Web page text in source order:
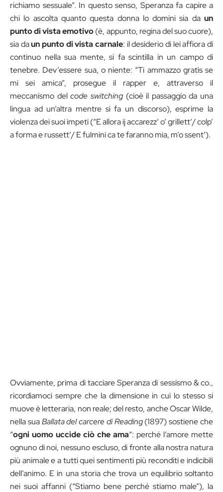
richiamo sessuale”. In questo senso, Speranza fa capire a
chi lo ascolta quanto questa donna lo domini sia da un
punto di vista emotivo(è, appunto, regina del suo cuore),
sia daun punto di vista carnale: il desiderio di lei affiora di
continuo nella sua mente, si fa scintilla in un campo di
tenebre. Dev’essere sua, o niente: “Ti ammazzo gratis se
mi sei amica”, prosegue il rapper e, attraverso il
meccanismo delcode switching (cioè il passaggio da una
lingua ad un’altra mentre si fa un discorso), esprime la
violenza dei suoi impeti (“E allora ij accarezz’ o’ grillett’/ colp’
a forma e russett’/ E fulmini ca te faranno mia, m’o ssent’).
Ovviamente, prima di tacciare Speranza di sessismo & co.,
ricordiamoci sempre che la dimensione in cui lo stesso si
muove è letteraria, non reale; del resto, anche Oscar Wilde,
nella suaBallata del carcere di Reading(1897) sostiene che
“ogni uomo uccide ciò che ama“: perché l’amore mette
ognuno di noi, nessuno escluso, di fronte alla nostra natura
più animale e a tutti quei sentimenti più reconditi e indicibili
dell’animo. E in una storia che trova un equilibrio soltanto
nei suoi affanni (“Stiamo bene perché stiamo male”), la